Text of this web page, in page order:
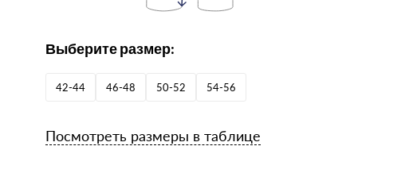
Выберите размер:
42-44 46-48 50-52 54-56
Посмотреть размеры в таблице